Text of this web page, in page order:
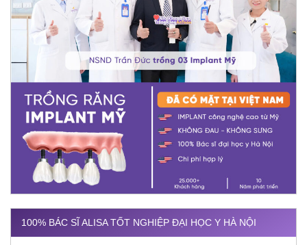
100% BÁC SĨ ALISA TỐT NGHIỆP ĐẠI HỌC Y HÀ NỘI